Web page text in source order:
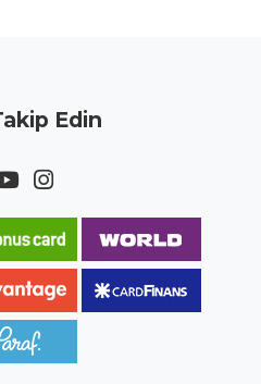
Edin